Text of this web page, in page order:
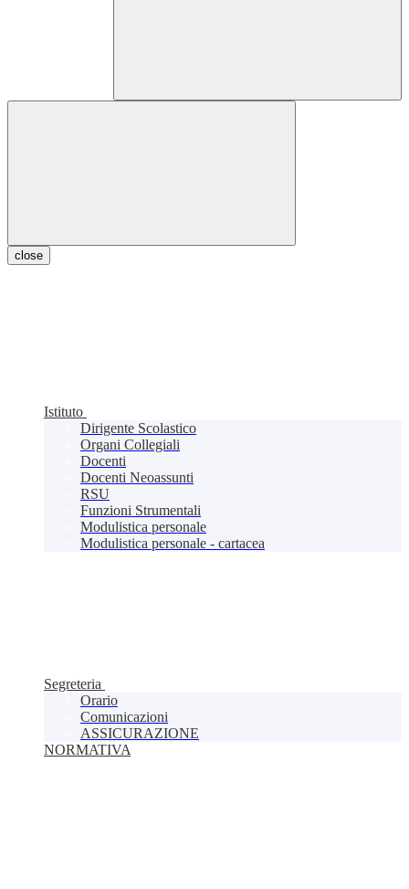
close
Istituto
Dirigente Scolastico
Organi Collegiali
Docenti
Docenti Neoassunti
RSU
Funzioni Strumentali
Modulistica personale
Modulistica personale - cartacea
Segreteria
Orario
Comunicazioni
ASSICURAZIONE
NORMATIVA